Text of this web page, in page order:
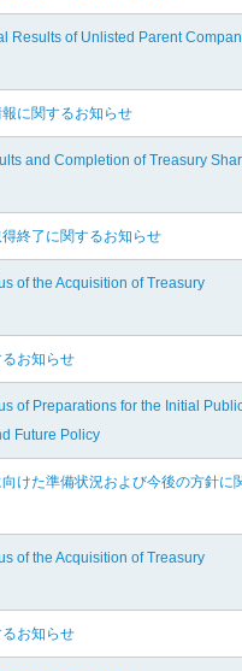
Results of Unlisted Parent
に関するお知らせ
and Completion of Treasury
終了に関するお知らせ
of the Acquisition of Treasury
お知らせ
of Preparations for the Initial
Future Policy
けた準備状況および今後の方針に
of the Acquisition of Treasury
お知らせ